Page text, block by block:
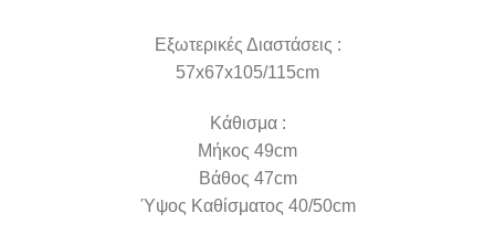
Εξωτερικές Διαστάσεις :
57x67x105/115cm
Κάθισμα :
Μήκος 49cm
Βάθος 47cm
Ύψος Καθίσματος 40/50cm